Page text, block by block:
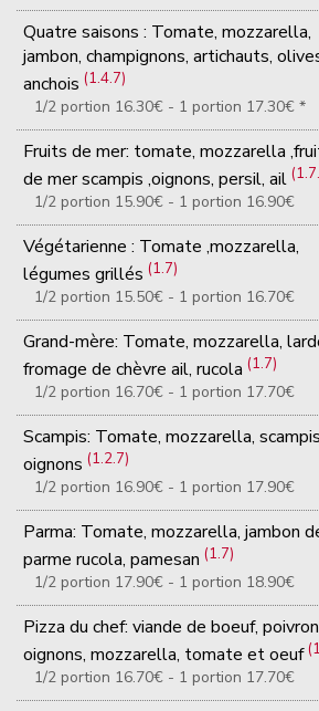
Quatre saisons : Tomate, mozzarella,
jambon, champignons, artichauts,
anchois(1.4.7)
1/2 portion 16.30€ - 1 portion 17.30€ *
Fruits de mer: tomate, mozzarella
de mer scampis ,oignons, persil, ail
1/2 portion 15.90€ - 1 portion 16.90€
Végétarienne : Tomate ,mozzarella,
légumes grillés(1.7)
1/2 portion 15.50€ - 1 portion 16.70€
Grand-mère: Tomate, mozzarella,
fromage de chèvre ail, rucola(1.7)
1/2 portion 16.70€ - 1 portion 17.70€
Scampis: Tomate, mozzarella,
oignons(1.2.7)
1/2 portion 16.90€ - 1 portion 17.90€
Parma: Tomate, mozzarella, jambon
parme rucola, pamesan(1.7)
1/2 portion 17.90€ - 1 portion 18.90€
Pizza du chef: viande de boeuf,
oignons, mozzarella, tomate et oeuf
1/2 portion 16.70€ - 1 portion 17.70€